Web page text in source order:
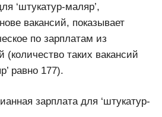
‘штукатур-маляр’,
вакансий, показывает
по зарплатам из
(количество таких вакансий
равно 177).
зарплата для ‘штукатур-